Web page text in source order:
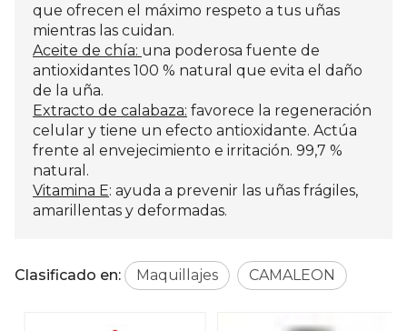
que ofrecen el máximo respeto a tus uñas
mientras las cuidan.
Aceite de chía: una poderosa fuente de
antioxidantes 100 % natural que evita el daño
de la uña.
Extracto de calabaza: favorece la regeneración
celular y tiene un efecto antioxidante. Actúa
frente al envejecimiento e irritación. 99,7 %
natural.
Vitamina E: ayuda a prevenir las uñas frágiles,
amarillentas y deformadas.
Clasificado en: Maquillajes CAMALEON